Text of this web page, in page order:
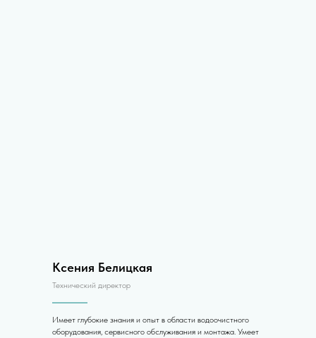
Ксения Белицкая
Технический директор
Имеет глубокие знания и опыт в области водоочистного
оборудования, сервисного обслуживания и монтажа. Умеет